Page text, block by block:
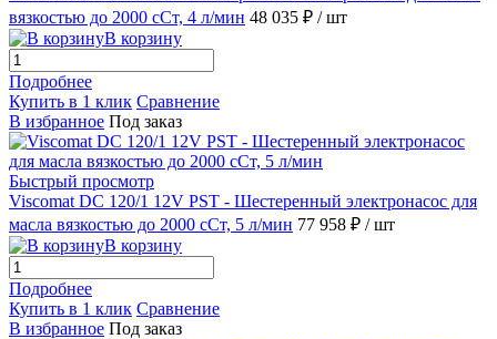
вязкостью до 2000 сСт, 4 л/мин 48 035 ₽ / шт
В корзину
Подробнее
Купить в 1 клик Сравнение
В избранное Под заказ
Быстрый просмотр
Viscomat DC 120/1 12V PST - Шестеренный электронасос для
масла вязкостью до 2000 сСт, 5 л/мин 77 958 ₽ / шт
В корзину
Подробнее
Купить в 1 клик Сравнение
В избранное Под заказ